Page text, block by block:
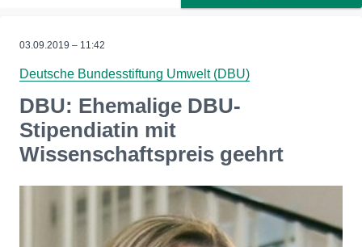
03.09.2019 – 11:42
Deutsche Bundesstiftung Umwelt (DBU)
DBU: Ehemalige DBU-
Stipendiatin mit
Wissenschaftspreis geehrt